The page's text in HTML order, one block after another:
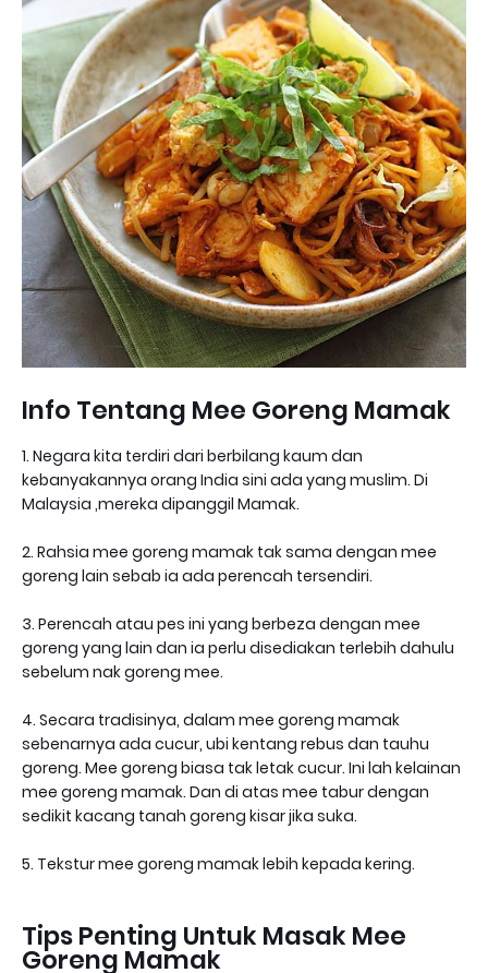
Info Tentang Mee Goreng Mamak
1. Negara kita terdiri dari berbilang kaum dan
kebanyakannya orang India sini ada yang muslim. Di
Malaysia ,mereka dipanggil Mamak.
2. Rahsia mee goreng mamak tak sama dengan mee
goreng lain sebab ia ada perencah tersendiri.
3. Perencah atau pes ini yang berbeza dengan mee
goreng yang lain dan ia perlu disediakan terlebih dahulu
sebelum nak goreng mee.
4. Secara tradisinya, dalam mee goreng mamak
sebenarnya ada cucur, ubi kentang rebus dan tauhu
goreng. Mee goreng biasa tak letak cucur. Ini lah kelainan
mee goreng mamak. Dan di atas mee tabur dengan
sedikit kacang tanah goreng kisar jika suka.
5. Tekstur mee goreng mamak lebih kepada kering.
Tips Penting Untuk Masak Mee
Goreng Mamak